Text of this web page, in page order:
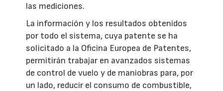
las mediciones.
La información y los resultados obtenidos
por todo el sistema, cuya patente se ha
solicitado a la Oficina Europea de Patentes,
permitirán trabajar en avanzados sistemas
de control de vuelo y de maniobras para, por
un lado, reducir el consumo de combustible,